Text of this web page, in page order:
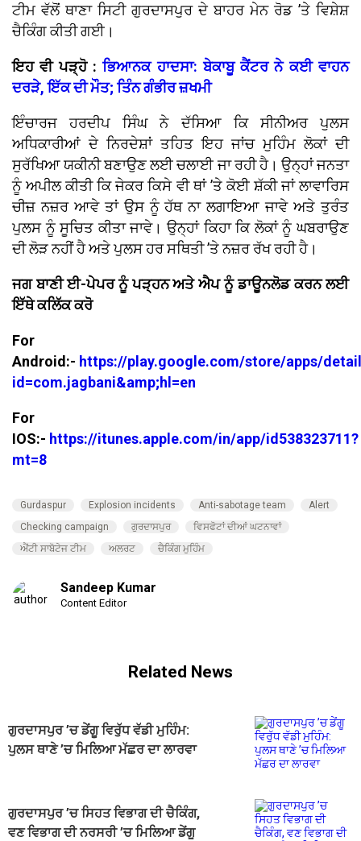
ਟੀਮ ਵੱਲੋਂ ਥਾਣਾ ਸਿਟੀ ਗੁਰਦਾਸਪੁਰ ਦੇ ਬਾਹਰ ਮੇਨ ਰੋਡ ’ਤੇ ਵਿਸ਼ੇਸ਼
ਚੈਕਿੰਗ ਕੀਤੀ ਗਈ।
ਇਹ ਵੀ ਪੜ੍ਹੋ :ਭਿਆਨਕ ਹਾਦਸਾ: ਬੇਕਾਬੂ ਕੈਂਟਰ ਨੇ ਕਈ ਵਾਹਨ
ਦਰੜੇ, ਇੱਕ ਦੀ ਮੌਤ; ਤਿੰਨ ਗੰਭੀਰ ਜ਼ਖਮੀ
ਇੰਚਾਰਜ ਹਰਦੀਪ ਸਿੰਘ ਨੇ ਦੱਸਿਆ ਕਿ ਸੀਨੀਅਰ ਪੁਲਸ
ਅਧਿਕਾਰੀਆਂ ਦੇ ਨਿਰਦੇਸ਼ਾਂ ਤਹਿਤ ਇਹ ਜਾਂਚ ਮੁਹਿੰਮ ਲੋਕਾਂ ਦੀ
ਸੁਰੱਖਿਆ ਯਕੀਨੀ ਬਣਾਉਣ ਲਈ ਚਲਾਈ ਜਾ ਰਹੀ ਹੈ। ਉਨ੍ਹਾਂ ਜਨਤਾ
ਨੂੰ ਅਪੀਲ ਕੀਤੀ ਕਿ ਜੇਕਰ ਕਿਸੇ ਵੀ ਥਾਂ ’ਤੇ ਕੋਈ ਸ਼ੱਕੀ ਜਾਂ ਲਾਵਾਰਿਸ
ਚੀਜ਼ ਨਜ਼ਰ ਆਵੇ ਤਾਂ ਉਸ ਨੂੰ ਹੱਥ ਨਾ ਲਗਾਇਆ ਜਾਵੇ ਅਤੇ ਤੁਰੰਤ
ਪੁਲਸ ਨੂੰ ਸੂਚਿਤ ਕੀਤਾ ਜਾਵੇ। ਉਨ੍ਹਾਂ ਕਿਹਾ ਕਿ ਲੋਕਾਂ ਨੂੰ ਘਬਰਾਉਣ
ਦੀ ਲੋੜ ਨਹੀਂ ਹੈ ਅਤੇ ਪੁਲਸ ਹਰ ਸਥਿਤੀ ’ਤੇ ਨਜ਼ਰ ਰੱਖ ਰਹੀ ਹੈ।
ਜਗ ਬਾਣੀ ਈ-ਪੇਪਰ ਨੂੰ ਪੜ੍ਹਨ ਅਤੇ ਐਪ ਨੂੰ ਡਾਊਨਲੋਡ ਕਰਨ ਲਈ
ਇੱਥੇ ਕਲਿੱਕ ਕਰੋ
For
Android:- https://play.google.com/store/apps/
id=com.jagbani&amp;hl=en
For
IOS:- https://itunes.apple.com/in/app/id538323711?
mt=8
Gurdaspur Explosion incidents Anti-sabotage team
Alert
Checking campaign
ਗੁਰਦਾਸਪੁਰ
ਵਿਸਫੋਟਾਂ ਦੀਆਂ ਘਟਨਾਵਾਂ
ਐਂਟੀ ਸਾਬੋਟੇਜ ਟੀਮ
ਅਲਰਟ ਚੈਕਿੰਗ ਮੁਹਿੰਮ
Sandeep Kumar
Content Editor
Related News
ਗੁਰਦਾਸਪੁਰ ’ਚ ਡੇਂਗੂ ਵਿਰੁੱਧ ਵੱਡੀ ਮੁਹਿੰਮ:
ਪੁਲਸ ਥਾਣੇ ’ਚ ਮਿਲਿਆ ਮੱਛਰ ਦਾ ਲਾਰਵਾ
ਗੁਰਦਾਸਪੁਰ ’ਚ ਸਿਹਤ ਵਿਭਾਗ ਦੀ ਚੈਕਿੰਗ,
ਵਣ ਵਿਭਾਗ ਦੀ ਨਰਸਰੀ ’ਚ ਮਿਲਿਆ ਡੇਂਗੂ